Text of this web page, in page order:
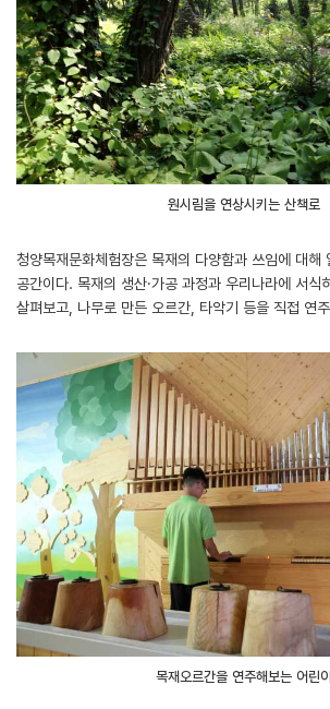
원시림을 연상시키는 산책로
청양목재문화체험장은 목재의 다양함과 쓰임에 대해
공간이다. 목재의 생산·가공 과정과 우리나라에 서식
살펴보고, 나무로 만든 오르간, 타악기 등을 직접 연
목재오르간을 연주해보는 어린이